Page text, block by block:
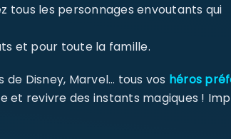
tous les personnages envoutants qui
et pour toute la famille.
Disney, Marvel… tous vos héros
revivre des instants magiques !